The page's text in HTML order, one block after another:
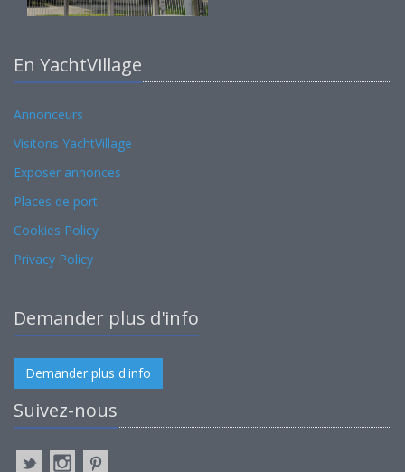
En YachtVillage
Annonceurs
Visitons YachtVillage
Exposer annonces
Places de port
Cookies Policy
Privacy Policy
Demander plus d'info
Demander plus d'info
Suivez-nous